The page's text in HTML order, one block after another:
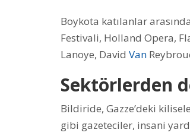
Boykota katılanlar
Festivali, Holland Opera,
Lanoye, David Van
Sektörlerden
Bildiride, Gazze’deki
gibi gazeteciler, insani